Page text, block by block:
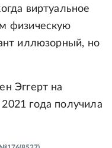
виртуальное
физическую
иллюзорный, но
Эггерт на
года получила